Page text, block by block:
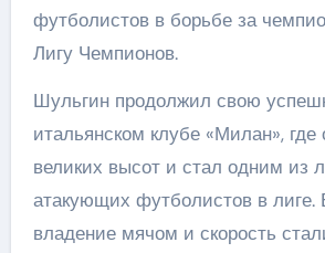
футболистов в борьбе за
Лигу Чемпионов.
Шульгин продолжил свою
итальянском клубе «Милан», где
великих высот и стал одним из
атакующих футболистов в лиге.
владение мячом и скорость